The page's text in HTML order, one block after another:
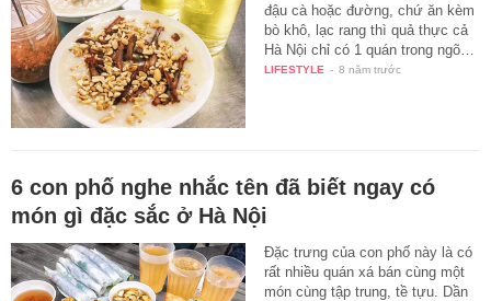
đậu cà hoặc đường, chứ ăn kèm
bò khô, lạc rang thì quả thực cả
Hà Nội chỉ có 1 quán trong ngõ…
LIFESTYLE - 8 năm trước
6 con phố nghe nhắc tên đã biết ngay có
món gì đặc sắc ở Hà Nội
Đặc trưng của con phố này là có
rất nhiều quán xá bán cùng một
món cùng tập trung, tề tựu. Dần